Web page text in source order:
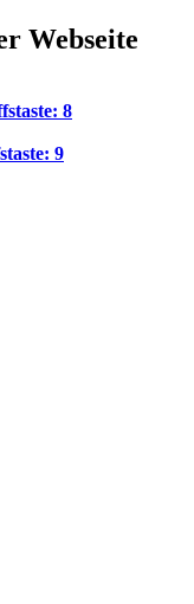
Webseite
8
9